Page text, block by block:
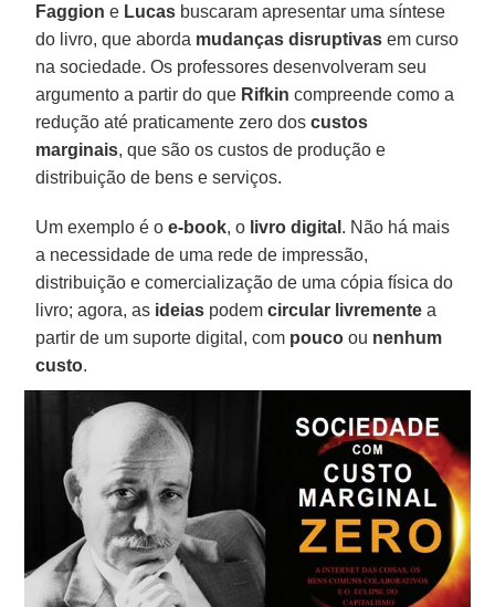
Faggion e Lucas buscaram apresentar uma síntese
do livro, que aborda mudanças disruptivas em curso
na sociedade. Os professores desenvolveram seu
argumento a partir do que Rifkin compreende como a
redução até praticamente zero doscustos
marginais, que são os custos de produção e
distribuição de bens e serviços.
Um exemplo é oe-book, o livro digital . Não há mais
a necessidade de uma rede de impressão,
distribuição e comercialização de uma cópia física do
livro; agora, as ideias podem circular livremente a
partir de um suporte digital, com pouco ou nenhum
custo.